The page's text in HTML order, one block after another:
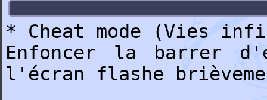
* Cheat mode (Vies
Enfoncer la barrer
l'écran flashe